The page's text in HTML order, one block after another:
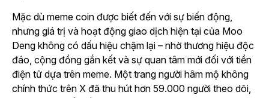
Mặc dù meme coin được biết đến với sự biến động,
nhưng giá trị và hoạt động giao dịch hiện tại của Moo
Deng không có dấu hiệu chậm lại – nhờ thương hiệu độc
đáo, cộng đồng gắn kết và sự quan tâm mới đối với tiền
điện tử dựa trên meme. Một trang người hâm mộ không
chính thức trên X đã thu hút hơn 59.000 người theo dõi,